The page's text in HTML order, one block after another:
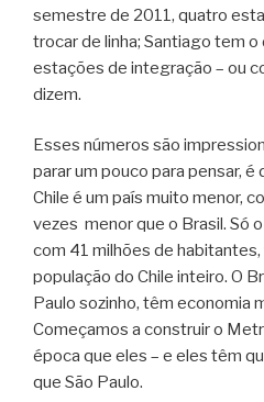
semestre de 2011, quatro
trocar de linha; Santiago tem
estações de integração – ou
dizem.
Esses números são
parar um pouco para pensar, é
Chile é um país muito menor,
vezes menor que o Brasil. Só
com 41 milhões de
população do Chile inteiro. O
Paulo sozinho, têm economia
Começamos a construir o
época que eles – e eles têm
que São Paulo.